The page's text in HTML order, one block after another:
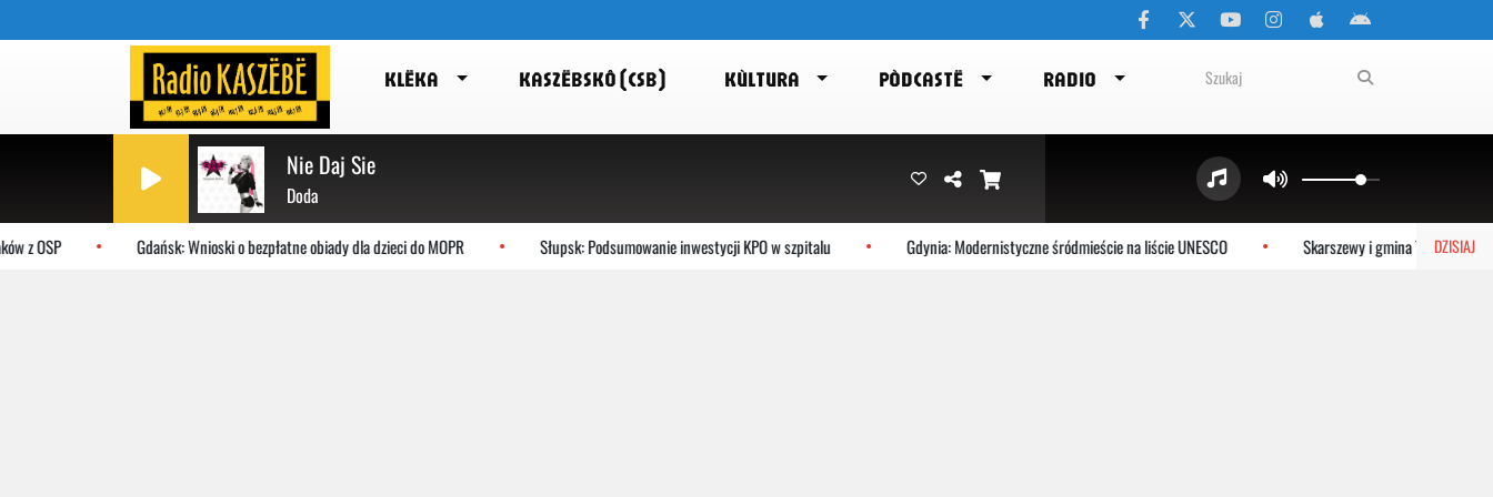
KLËKA KASZËBSKÔ (CSB) KÙLTURA PÒDCASTË RADIO
Nie Daj Sie
Doda
DZISIAJ
z OSP Gdańsk: Wnioski o bezpłatne obiady dla dzieci do MOPR Słupsk: Podsumowanie inwestycji KPO w szpitalu Gdynia: Modernistyczne śródmieście na liście UNESCO Skarszewy i gmina Tczew